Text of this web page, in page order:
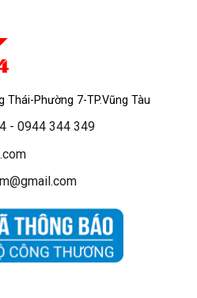
Thái-Phường 7-TP.Vũng Tàu
- 0944 344 349